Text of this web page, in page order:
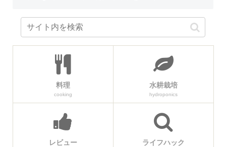
料理
cooking
水耕栽培
hydroponics
レビュー ライフハック